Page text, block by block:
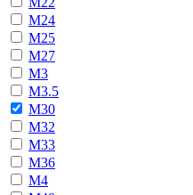
М24
М25
М27
М3
М3.5
М30
М32
М33
М36
М4